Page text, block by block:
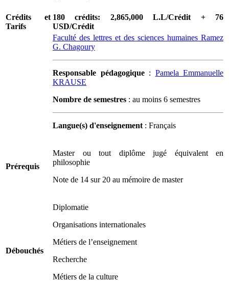
Crédits et
Tarifs
180 crédits: 2,865,000 L.L/Crédit + 76
USD/Crédit
Faculté des lettres et des sciences humaines Ramez
G. Chagoury
Responsable pédagogique: Pamela Emmanuelle
KRAUSE
Nombre de semestres : au moins 6 semestres
Langue(s) d'enseignement: Français
Prérequis
Master ou tout diplôme jugé équivalent en
philosophie
Note de 14 sur 20 au mémoire de master
Débouchés
Diplomatie
Organisations internationales
Métiers de l’enseignement
Recherche
Métiers de la culture